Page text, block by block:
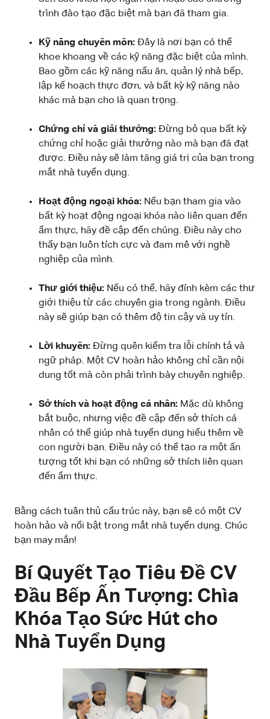
trình đào tạo đặc biệt mà bạn đã tham gia.
Kỹ năng chuyên môn: Đây là nơi bạn có thể
khoe khoang về các kỹ năng đặc biệt của mình.
Bao gồm các kỹ năng nấu ăn, quản lý nhà bếp,
lập kế hoạch thực đơn, và bất kỳ kỹ năng nào
khác mà bạn cho là quan trọng.
Chứng chỉ và giải thưởng: Đừng bỏ qua bất kỳ
chứng chỉ hoặc giải thưởng nào mà bạn đã đạt
được. Điều này sẽ làm tăng giá trị của bạn trong
mắt nhà tuyển dụng.
Hoạt động ngoại khóa: Nếu bạn tham gia vào
bất kỳ hoạt động ngoại khóa nào liên quan đến
ẩm thực, hãy đề cập đến chúng. Điều này cho
thấy bạn luôn tích cực và đam mê với nghề
nghiệp của mình.
Thư giới thiệu: Nếu có thể, hãy đính kèm các thư
giới thiệu từ các chuyên gia trong ngành. Điều
này sẽ giúp bạn có thêm độ tin cậy và uy tín.
Lời khuyên: Đừng quên kiểm tra lỗi chính tả và
ngữ pháp. Một CV hoàn hảo không chỉ cần nội
dung tốt mà còn phải trình bày chuyên nghiệp.
Sở thích và hoạt động cá nhân: Mặc dù không
bắt buộc, nhưng việc đề cập đến sở thích cá
nhân có thể giúp nhà tuyển dụng hiểu thêm về
con người bạn. Điều này có thể tạo ra một ấn
tượng tốt khi bạn có những sở thích liên quan
đến ẩm thực.
Bằng cách tuân thủ cấu trúc này, bạn sẽ có một CV
hoàn hảo và nổi bật trong mắt nhà tuyển dụng. Chúc
bạn may mắn!
Bí Quyết Tạo Tiêu Đề CV
Đầu Bếp Ấn Tượng: Chìa
Khóa Tạo Sức Hút cho
Nhà Tuyển Dụng